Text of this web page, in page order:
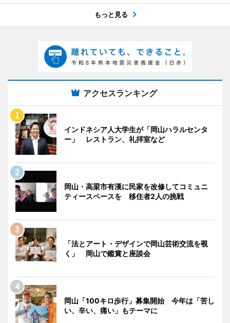
もっと見る
アクセスランキング
インドネシア人大学生が「岡山ハラルセンタ
ー」 レストラン、礼拝室など
岡山・高梁市有漢に民家を改修してコミュニ
ティースペースを 移住者2人の挑戦
「法とアート・デザインで岡山芸術交流を覗
く」 岡山で鑑賞と座談会
岡山「100キロ歩行」募集開始 今年は「苦し
い、辛い、痛い」もテーマに